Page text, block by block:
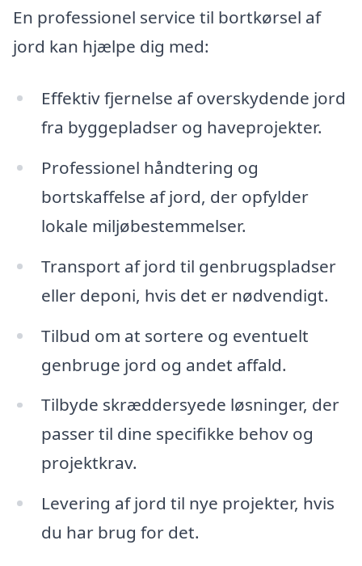
En professionel service til bortkørsel af
jord kan hjælpe dig med:
Effektiv fjernelse af overskydende jord
fra byggepladser og haveprojekter.
Professionel håndtering og
bortskaffelse af jord, der opfylder
lokale miljøbestemmelser.
Transport af jord til genbrugspladser
eller deponi, hvis det er nødvendigt.
Tilbud om at sortere og eventuelt
genbruge jord og andet affald.
Tilbyde skræddersyede løsninger, der
passer til dine specifikke behov og
projektkrav.
Levering af jord til nye projekter, hvis
du har brug for det.